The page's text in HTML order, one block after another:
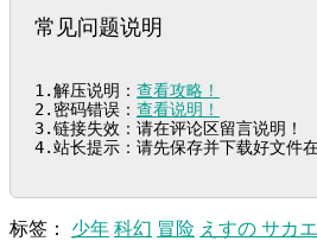
常见问题说明
1.解压说明： 查看攻略！
2.密码错误： 查看说明！
3.链接失效：请在评论区留言说明！
4.站长提示：请先保存并下载好文件
标签： 少年 科幻 冒险 えすの サカエ